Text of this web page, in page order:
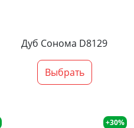
Дуб Сонома D8129
Выбрать
+30%